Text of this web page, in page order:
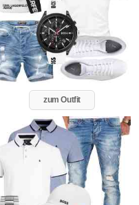
zum Outfit